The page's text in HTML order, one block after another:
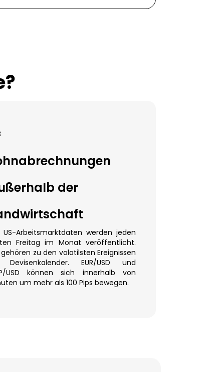
der
US-Arbeitsmarktdaten werden jeden
Freitag im Monat veröffentlicht.
gehören zu den volatilsten Ereignissen
EUR/USD und
USD können sich innerhalb von
um mehr als 100 Pips bewegen.